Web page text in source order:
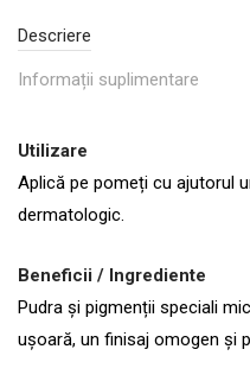
Descriere
Informații suplimentare
Utilizare
Aplică pe pomeți cu ajutorul
dermatologic.
Beneficii / Ingrediente
Pudra și pigmenții speciali
ușoară, un finisaj omogen și